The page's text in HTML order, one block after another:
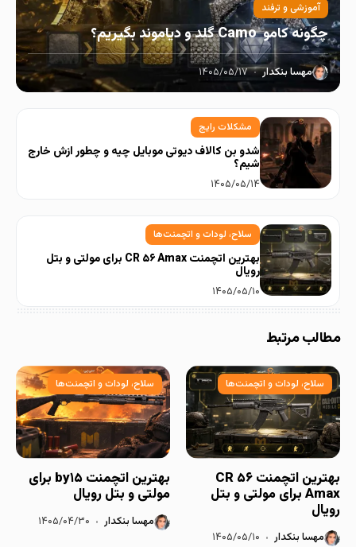
آموزشی و ترفند
چگونه کامو Camo گلد و دیاموند بگیریم؟
مهسا بنکدار ۱۴۰۵/۰۵/۱۷
مشکلات رایج
شدو بن کالاف دیوتی موبایل چیه و چطور ازش خارج
شیم؟
۱۴۰۵/۰۵/۱۴
سلاح، لودات و اتچمنت‌ها
بهترین اتچمنت CR ۵۶ Amax برای مولتی و بتل
رویال
۱۴۰۵/۰۵/۱۰
مطالب مرتبط
سلاح، لودات و اتچمنت‌ها
بهترین اتچمنت CR ۵۶
Amax برای مولتی و بتل
رویال
مهسا بنکدار ۱۴۰۵/۰۵/۱۰
سلاح، لودات و اتچمنت‌ها
بهترین اتچمنت by۱۵ برای
مولتی و بتل رویال
مهسا بنکدار ۱۴۰۵/۰۴/۳۰